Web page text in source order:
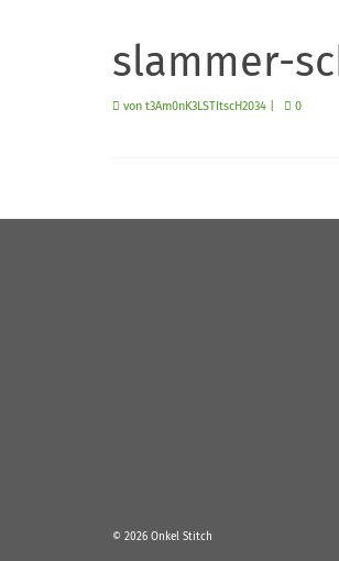
slammer-
von t3Am0nK3LSTItscH2034 0
© 2026 Onkel Stitch